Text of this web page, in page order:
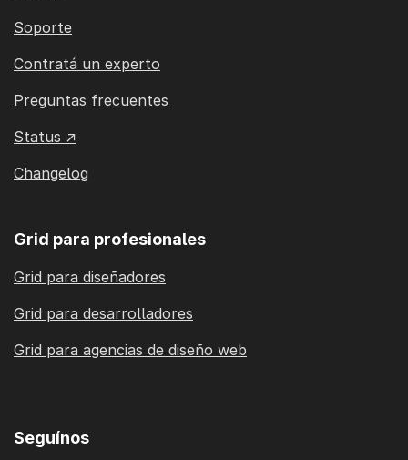
Soporte
Contratá un experto
Preguntas frecuentes
Status ↗
Changelog
Grid para profesionales
Grid para diseñadores
Grid para desarrolladores
Grid para agencias de diseño web
Seguínos